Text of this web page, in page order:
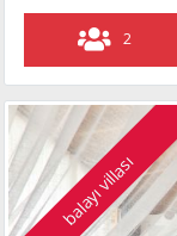
2
balayı villası